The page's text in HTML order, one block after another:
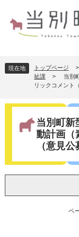
でば 現在地 トップページ >
祉課
>
当別
リックコメント
当別町新
動計画（
（意見
ペ